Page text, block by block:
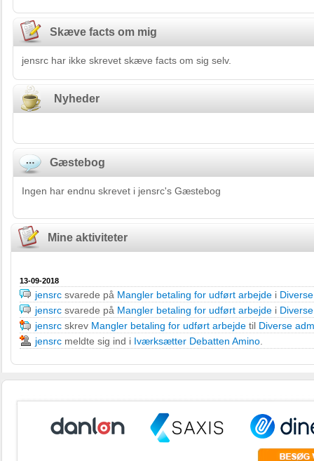
Skæve facts om mig
jensrc har ikke skrevet skæve facts om sig selv.
Nyheder
Gæstebog
Ingen har endnu skrevet i jensrc's Gæstebog
Mine aktiviteter
13-09-2018
jensrc svarede på Mangler betaling for udført arbejde i
jensrc svarede på Mangler betaling for udført arbejde i
jensrc skrev Mangler betaling for udført arbejde til Diverse
jensrc meldte sig ind i Iværksætter Debatten Amino